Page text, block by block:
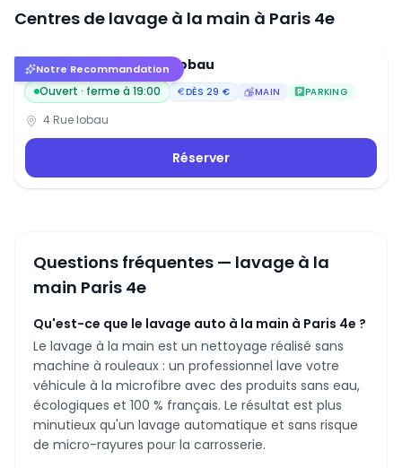
Centres de lavage à la main à Paris 4e
Notre Recommandation
Lavage auto Paris 4 - Lobau
Ouvert · ferme à 19:00 DÈS 29 € MAIN PARKING
4 Rue lobau
Réserver
Questions fréquentes — lavage à la
main Paris 4e
Qu'est-ce que le lavage auto à la main à Paris 4e ?
Le lavage à la main est un nettoyage réalisé sans
machine à rouleaux : un professionnel lave votre
véhicule à la microfibre avec des produits sans eau,
écologiques et 100 % français. Le résultat est plus
minutieux qu'un lavage automatique et sans risque
de micro-rayures pour la carrosserie.